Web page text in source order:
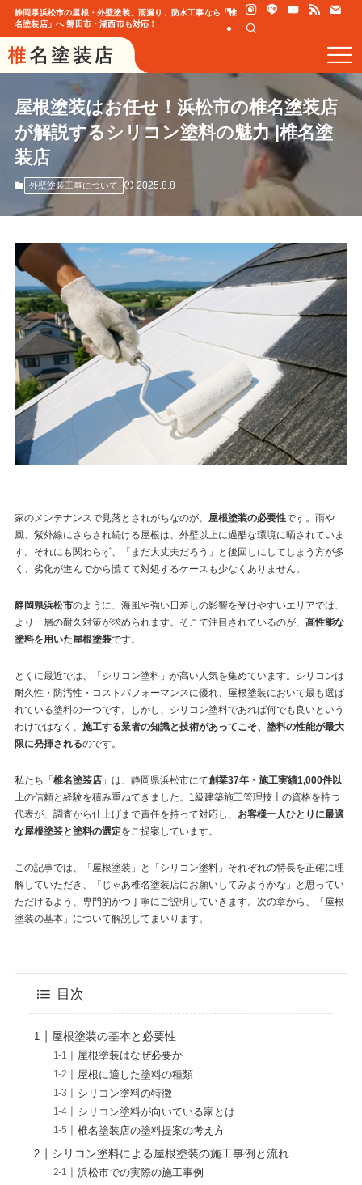
静岡県浜松市の屋根・外壁塗装、雨漏り、防水工事なら「椎
名塗装店」へ 磐田市・湖西市も対応！
屋根塗装はお任せ！浜松市の椎名塗装店
が解説するシリコン塗料の魅力 |椎名塗
装店
外壁塗装工事について 2025.8.8
家のメンテナンスで見落とされがちなのが、 屋根塗装の必要性です。雨や
風、紫外線にさらされ続ける屋根は、外壁以上に過酷な環境に晒されていま
す。それにも関わらず、「まだ大丈夫だろう」と後回しにしてしまう方が多
く、劣化が進んでから慌てて対処するケースも少なくありません。
静岡県浜松市のように、海風や強い日差しの影響を受けやすいエリアでは、
より一層の耐久対策が求められます。そこで注目されているのが、 高性能な
塗料を用いた屋根塗装です。
とくに最近では、「シリコン塗料」が高い人気を集めています。シリコンは
耐久性・防汚性・コストパフォーマンスに優れ、屋根塗装において最も選ば
れている塗料の一つです。しかし、シリコン塗料であれば何でも良いという
わけではなく、 施工する業者の知識と技術があってこそ、塗料の性能が最大
限に発揮されるのです。
私たち「 椎名塗装店」は、静岡県浜松市にて創業37年・施工実績1,000件以
上の信頼と経験を積み重ねてきました。1級建築施工管理技士の資格を持つ
代表が、調査から仕上げまで責任を持って対応し、 お客様一人ひとりに最適
な屋根塗装と塗料の選定をご提案しています。
この記事では、「屋根塗装」と「シリコン塗料」それぞれの特長を正確に理
解していただき、「じゃあ椎名塗装店にお願いしてみようかな」と思ってい
ただけるよう、専門的かつ丁寧にご説明していきます。次の章から、「屋根
塗装の基本」について解説してまいります。
目次
屋根塗装の基本と必要性
屋根塗装はなぜ必要か
屋根に適した塗料の種類
シリコン塗料の特徴
シリコン塗料が向いている家とは
椎名塗装店の塗料提案の考え方
シリコン塗料による屋根塗装の施工事例と流れ
浜松市での実際の施工事例